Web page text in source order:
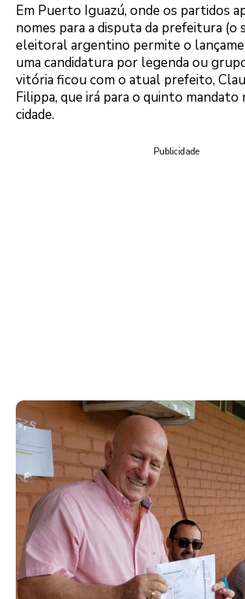
Em Puerto Iguazú, onde os partidos
nomes para a disputa da prefeitura (o
eleitoral argentino permite o
uma candidatura por legenda ou
vitória ficou com o atual prefeito,
Filippa, que irá para o quinto mandato
cidade.
Publicidade